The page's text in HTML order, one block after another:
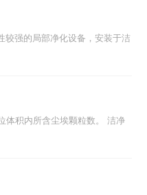
强的局部净化设备，安装于洁
体积内所含尘埃颗粒数。 洁净